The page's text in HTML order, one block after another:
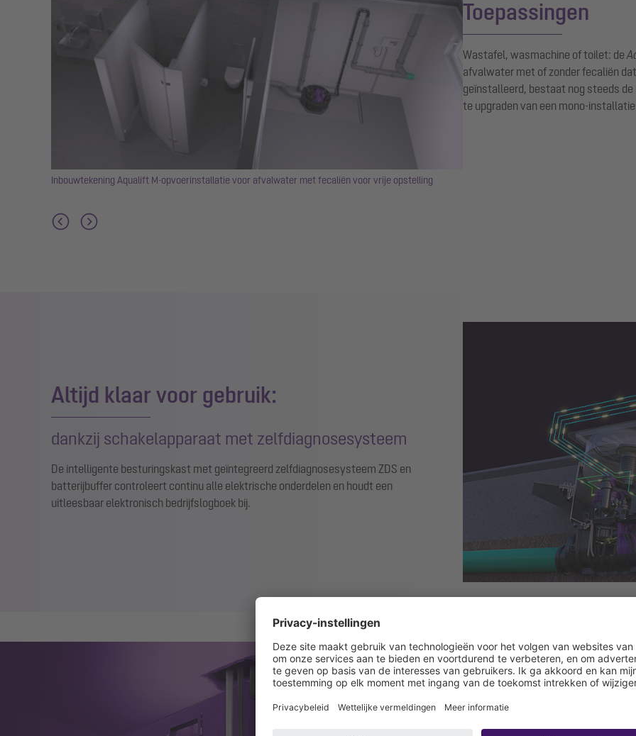
Inbouwtekening Aqualift M-opvoerinstallatie voor afvalwater met fecaliën voor vrije opstelling
Toepassingen
Wastafel, wasmachine of toilet: de
afvalwater met of zonder fecaliën
geïnstalleerd, bestaat nog steeds de
te upgraden van een mono-
Altijd klaar voor gebruik:
dankzij schakelapparaat met zelfdiagnosesysteem
De intelligente besturingskast met geïntegreerd zelfdiagnosesysteem ZDS en
batterijbuffer controleert continu alle elektrische onderdelen en houdt een
uitleesbaar elektronisch bedrijfslogboek bij.
Geen reden
Installatie van